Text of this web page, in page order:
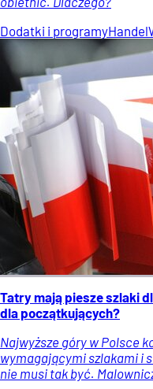
Dodatki i programyHandel
Tatry mają piesze szlaki
dla początkujących?
Najwyższe góry w Polsce
wymagającymi szlakami i
nie musi tak być.